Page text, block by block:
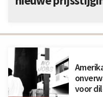
voor